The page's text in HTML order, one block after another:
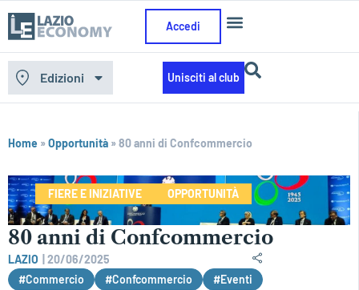
Accedi
Edizioni Unisciti al club
Home »Opportunità »80 anni di Confcommercio
FIERE E INIZIATIVE OPPORTUNITÀ
80 anni di Confcommercio
LAZIO
20/06/2025
#Commercio
#Confcommercio
#Eventi